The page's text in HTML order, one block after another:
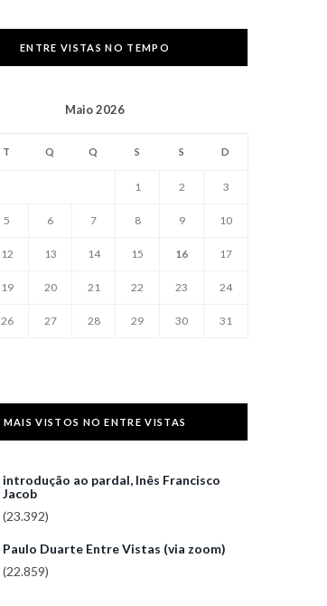
ENTRE VISTAS NO TEMPO
Maio 2026
T Q Q S S D
1 2 3
5 6 7 8 9 10
12 13 14 15 16 17
19 20 21 22 23 24
26 27 28 29 30 31
MAIS VISTOS NO ENTRE VISTAS
introdução ao pardal, Inês Francisco
Jacob
(23.392)
Paulo Duarte Entre Vistas (via zoom)
(22.859)